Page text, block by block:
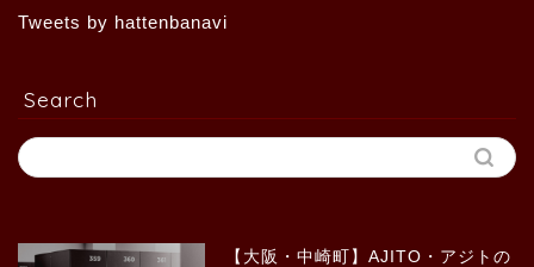
Tweets by hattenbanavi
Search
【大阪・中崎町】AJITO・アジトの